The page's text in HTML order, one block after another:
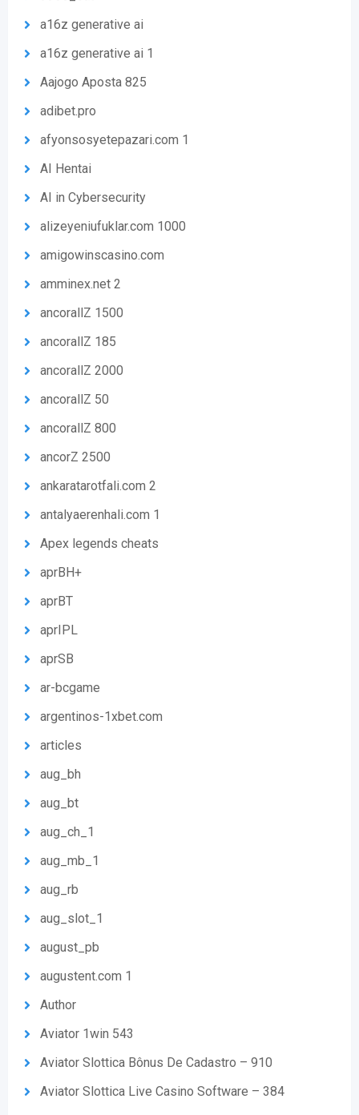
a16z generative ai
a16z generative ai 1
Aajogo Aposta 825
adibet.pro
afyonsosyetepazari.com 1
AI Hentai
AI in Cybersecurity
alizeyeniufuklar.com 1000
amigowinscasino.com
amminex.net 2
ancorallZ 1500
ancorallZ 185
ancorallZ 2000
ancorallZ 50
ancorallZ 800
ancorZ 2500
ankaratarotfali.com 2
antalyaerenhali.com 1
Apex legends cheats
aprBH+
aprBT
aprIPL
aprSB
ar-bcgame
argentinos-1xbet.com
articles
aug_bh
aug_bt
aug_ch_1
aug_mb_1
aug_rb
aug_slot_1
august_pb
augustent.com 1
Author
Aviator 1win 543
Aviator Slottica Bônus De Cadastro – 910
Aviator Slottica Live Casino Software – 384